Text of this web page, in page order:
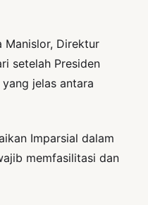
Manislor, Direktur
setelah Presiden
jelas antara
Imparsial dalam
memfasilitasi dan